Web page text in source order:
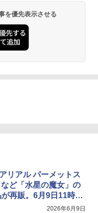
を優先表示させる
リアル パーメットス
ど「水星の魔女」の
再販。6月9日11時よ
2026年6月9日